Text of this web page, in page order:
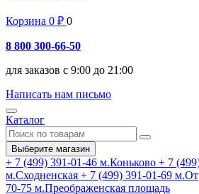
Корзина 0 ₽ 0
8 800 300-66-50
для заказов с 9:00 до 21:00
Написать нам письмо
Каталог
Выберите магазин
+ 7 (499) 391-01-46 м.Коньково + 7
м.Сходненская + 7 (499) 391-01-69
70-75 м.Преображенская площадь